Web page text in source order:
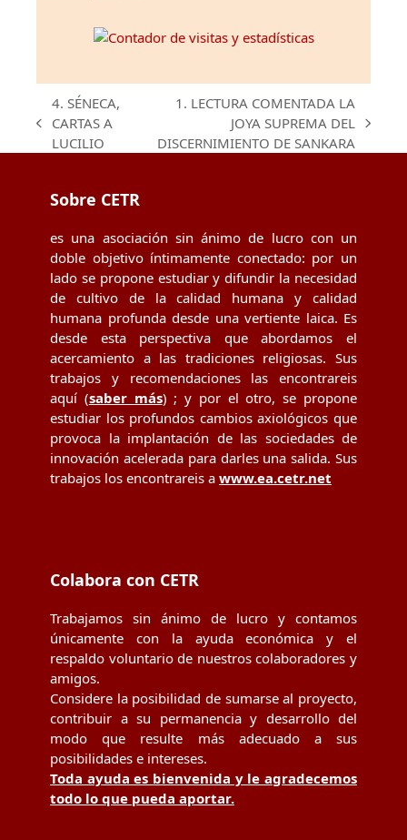
previous
post:
4. SÉNECA,
CARTAS A
LUCILIO
post:
1. LECTURA COMENTADA LA
JOYA SUPREMA DEL
DISCERNIMIENTO DE SANKARA
Sobre CETR
es una asociación sin ánimo de lucro con un
doble objetivo íntimamente conectado: por un
lado se propone estudiar y difundir la necesidad
de cultivo de la calidad humana y calidad
humana profunda desde una vertiente laica. Es
desde esta perspectiva que abordamos el
acercamiento a las tradiciones religiosas. Sus
trabajos y recomendaciones las encontrareis
aquí (saber más) ; y por el otro, se propone
estudiar los profundos cambios axiológicos que
provoca la implantación de las sociedades de
innovación acelerada para darles una salida. Sus
trabajos los encontrareis a www.ea.cetr.net
Colabora con CETR
Trabajamos sin ánimo de lucro y contamos
únicamente con la ayuda económica y el
respaldo voluntario de nuestros colaboradores y
amigos.
Considere la posibilidad de sumarse al proyecto,
contribuir a su permanencia y desarrollo del
modo que resulte más adecuado a sus
posibilidades e intereses.
Toda ayuda es bienvenida y le agradecemos
todo lo que pueda aportar.